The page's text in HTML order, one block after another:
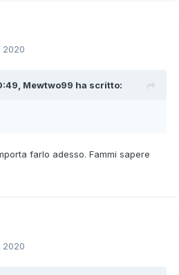
2020
Mewtwo99 ha scritto:
farlo adesso. Fammi sapere
2020